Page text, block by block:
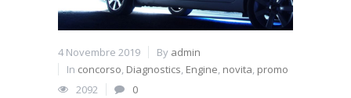
4 Novembre 2019 By admin
In concorso, Diagnostics, Engine, novita, promo
2092
0